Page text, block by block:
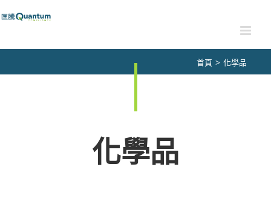
to
首頁 > 化學品
化學品